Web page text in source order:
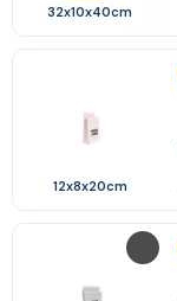
32x10x40cm
12x8x20cm